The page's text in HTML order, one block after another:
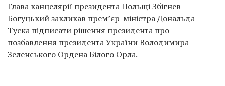
Глава канцелярії президента Польщі Збігнев
Богуцький закликав прем’єр-міністра Дональда
Туска підписати рішення президента про
позбавлення президента України Володимира
Зеленського Ордена Білого Орла.